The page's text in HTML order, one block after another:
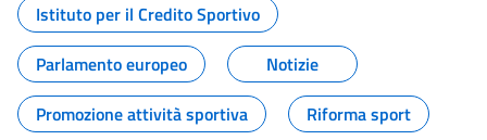
Istituto per il Credito Sportivo
Parlamento europeo
Notizie
Promozione attività sportiva
Riforma sport